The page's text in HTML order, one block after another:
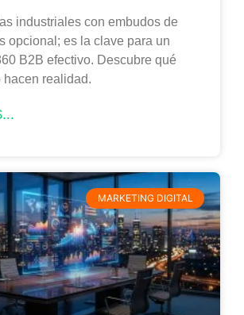
industriales con embudos de
opcional; es la clave para un
B2B efectivo. Descubre qué
realidad.
MARKETING DIGITAL